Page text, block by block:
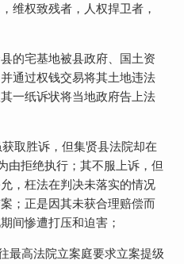
维权致残者，人权捍卫者，
的宅基地被县政府、国土资
通过权钱交易将其土地违法
一纸诉状将当地政府告上法
取胜诉，但集贤县法院却在
由拒绝执行；其不服上诉，但
，枉法在判决未落实的情况
；正是因其未获合理赔偿而
间惨遭打压和迫害；
最高法院立案庭要求立案提级